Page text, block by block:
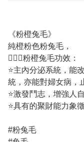
《粉橙兔毛》
純橙粉色粉兔毛，
💁🏼‍♀️粉橙兔毛功效：
⭐️主內分泌系統，能
統，亦能對婦女病，
⭐️激發鬥志，增強人
⭐️具有的聚財能力象
#粉兔毛